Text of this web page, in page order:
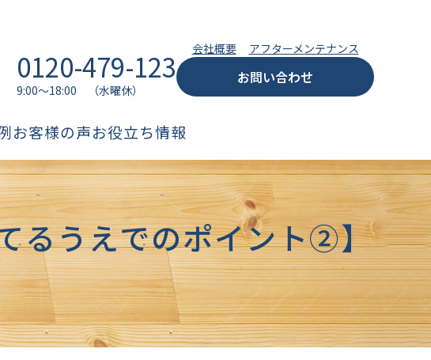
0120-479-123
9:00～18:00 （水曜休）
会社概要 アフターメンテナンス
お問い合わせ
お客様の声お役立ち情報
るうえでのポイント②】